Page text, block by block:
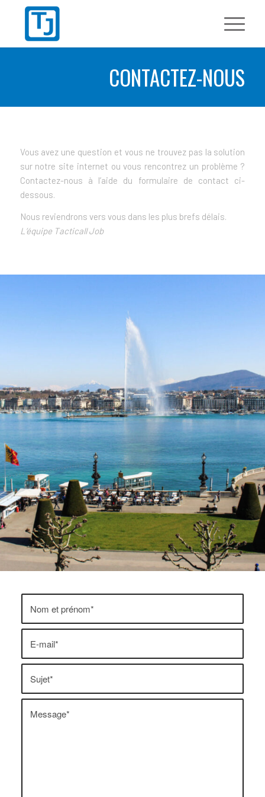
CONTACTEZ-NOUS
Vous avez une question et vous ne trouvez pas la solution
sur notre site internet ou vous rencontrez un problème ?
Contactez-nous à l’aide du formulaire de contact ci-
dessous.
Nous reviendrons vers vous dans les plus brefs délais.
L’équipe Tacticall Job